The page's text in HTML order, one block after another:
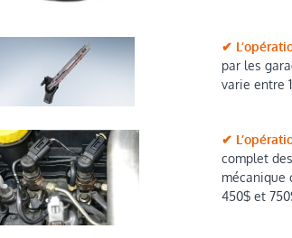
✔
par les
varie entre
✔
complet
mécanique
450$ et